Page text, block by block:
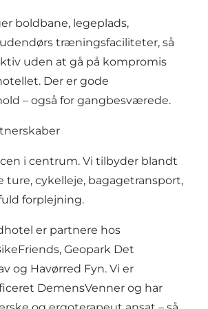
boldbane, legeplads,
træningsfaciliteter, så
uden at gå på kompromis
Der er gode
– også for gangbesværede.
i centrum. Vi tilbyder blandt
ture, cykelleje, bagagetransport,
forplejning.
er partnere hos
Geopark Det
og Havørred Fyn. Vi er
DemensVenner og har